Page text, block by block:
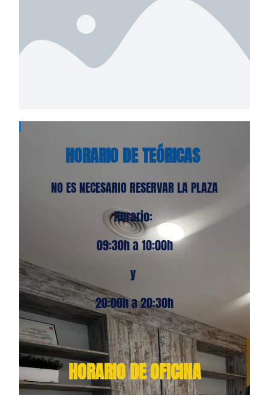
HORARIO DE TEÓRICAS
NO ES NECESARIO RESERVAR LA PLAZA
Horario:
09:30h a 10:00h
y
20:00h a 20:30h
HORARIO DE OFICINA